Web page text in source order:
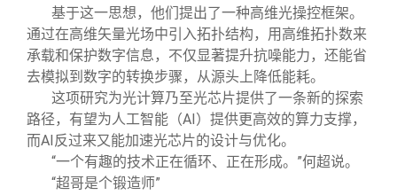
基于这一思想，他们提出了一种高维光操控框架。
通过在高维矢量光场中引入拓扑结构，用高维拓扑数来
承载和保护数字信息，不仅显著提升抗噪能力，还能省
去模拟到数字的转换步骤，从源头上降低能耗。
这项研究为光计算乃至光芯片提供了一条新的探索
路径，有望为人工智能（AI）提供更高效的算力支撑，
而AI反过来又能加速光芯片的设计与优化。
“一个有趣的技术正在循环、正在形成。”何超说。
“超哥是个锻造师”